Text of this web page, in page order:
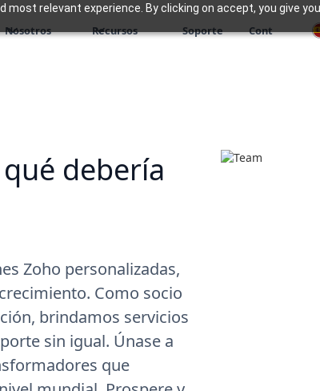
most relevant experience. By clicking on accept, you give
Nosotros Recursos Soporte Cont
debería
Zoho personalizadas,
Como socio
brindamos servicios
sin igual. Únase a
que